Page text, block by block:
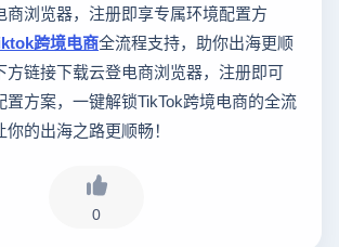
商浏览器，注册即享专属环境配置方
跨境电商全流程支持，助你出海更顺
方链接下载云登电商浏览器，注册即可
置方案，一键解锁TikTok跨境电商的全流
的出海之路更顺畅！
0